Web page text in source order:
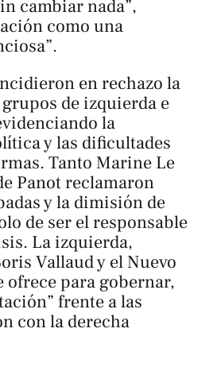
cambiar nada”,
como una
en rechazo la
de izquierda e
la
y las dificultades
Tanto Marine Le
Panot reclamaron
y la dimisión de
de ser el responsable
La izquierda,
Vallaud y el Nuevo
ofrece para gobernar,
frente a las
con la derecha